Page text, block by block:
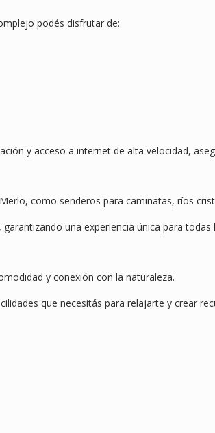
podés disfrutar de:
y acceso a internet de alta velocidad,
como senderos para caminatas, ríos
una experiencia única para todas
y conexión con la naturaleza.
que necesitás para relajarte y crear